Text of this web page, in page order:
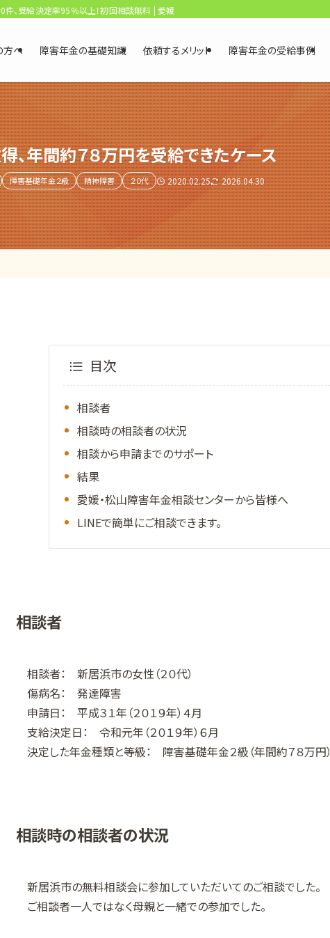
、受給決定率95％以上！初回相談無料 | 愛媛・松山障害年金相談センター
方へ 障害年金の基礎知識 依頼するメリット 障害年金の受給事例
年間約７８万円を受給できたケース
障害基礎年金２級 精神障害 ２０代 2020.02.25 2026.04.30
目次
相談者
相談時の相談者の状況
相談から申請までのサポート
結果
愛媛・松山障害年金相談センターから皆様へ
LINEで簡単にご相談できます。
相談者
相談者： 新居浜市の女性（２０代）
傷病名： 発達障害
申請日： 平成３１年（２０１９年）４月
支給決定日： 令和元年（２０１９年）６月
決定した年金種類と等級： 障害基礎年金２級（年間約７８万円
相談時の相談者の状況
新居浜市の無料相談会に参加していただいてのご相談でした。
ご相談者一人ではなく母親と一緒での参加でした。